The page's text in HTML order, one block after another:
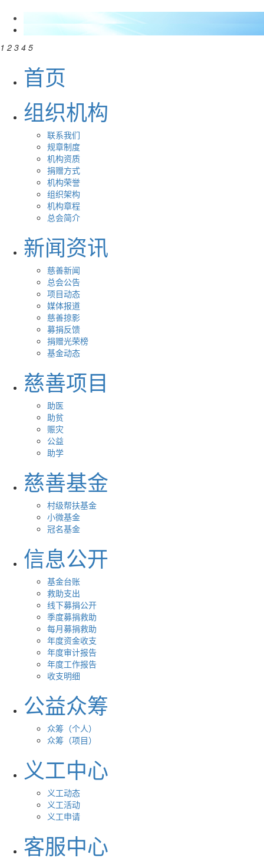
1 2 3 4 5
首页
组织机构
联系我们
规章制度
机构资质
捐赠方式
机构荣誉
组织架构
机构章程
总会简介
新闻资讯
慈善新闻
总会公告
项目动态
媒体报道
慈善掠影
募捐反馈
捐赠光荣榜
基金动态
慈善项目
助医
助贫
赈灾
公益
助学
慈善基金
村级帮扶基金
小微基金
冠名基金
信息公开
基金台账
救助支出
线下募捐公开
季度募捐救助
每月募捐救助
年度资金收支
年度审计报告
年度工作报告
收支明细
公益众筹
众筹（个人）
众筹（项目）
义工中心
义工动态
义工活动
义工申请
客服中心